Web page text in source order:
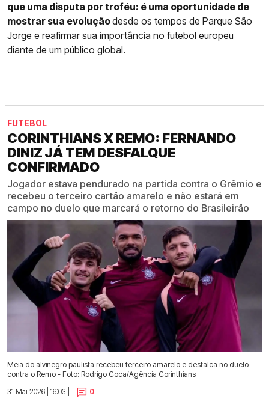
que uma disputa por troféu: é uma oportunidade de
mostrar sua evoluçãodesde os tempos de Parque São
Jorge e reafirmar sua importância no futebol europeu
diante de um público global.
FUTEBOL
CORINTHIANS X REMO: FERNANDO
DINIZ JÁ TEM DESFALQUE
CONFIRMADO
Jogador estava pendurado na partida contra o Grêmio e
recebeu o terceiro cartão amarelo e não estará em
campo no duelo que marcará o retorno do Brasileirão
Meia do alvinegro paulista recebeu terceiro amarelo e desfalca no duelo
contra o Remo - Foto: Rodrigo Coca/Agência Corinthians
31 Mai 2026 | 16:03 |
0